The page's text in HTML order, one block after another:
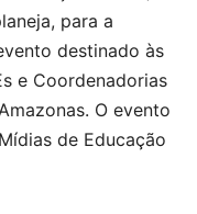
para a
destinado às
e Coordenadorias
O evento
de Educação